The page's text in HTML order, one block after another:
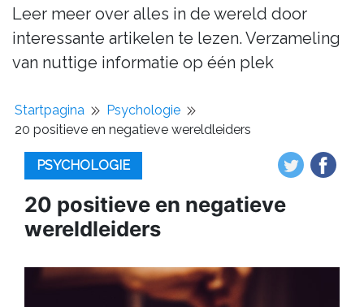
Leer meer over alles in de wereld door
interessante artikelen te lezen. Verzameling
van nuttige informatie op één plek
Startpagina
Psychologie
20 positieve en negatieve wereldleiders
PSYCHOLOGIE
20 positieve en negatieve
wereldleiders